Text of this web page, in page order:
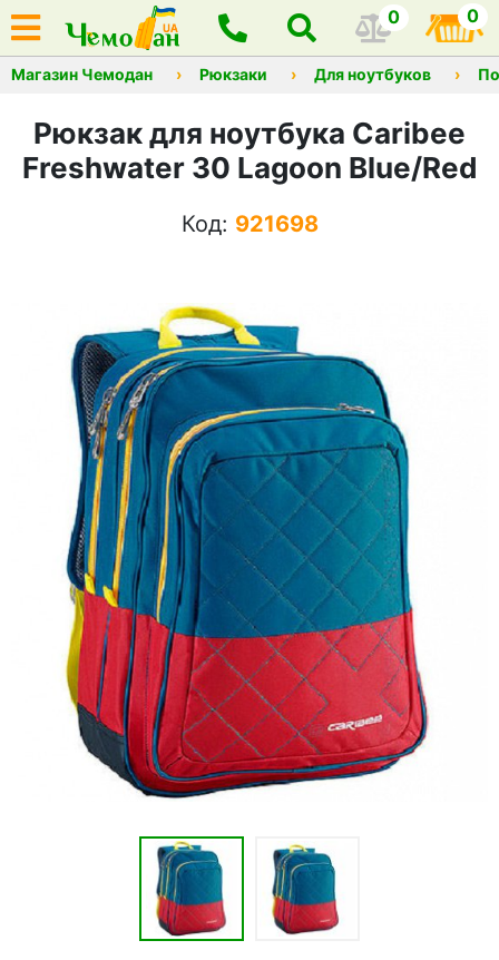
0 0
Магазин Чемодан Рюкзаки Для ноутбуков
Рюкзак для ноутбука Caribee
Freshwater 30 Lagoon Blue/Red
Код: 921698